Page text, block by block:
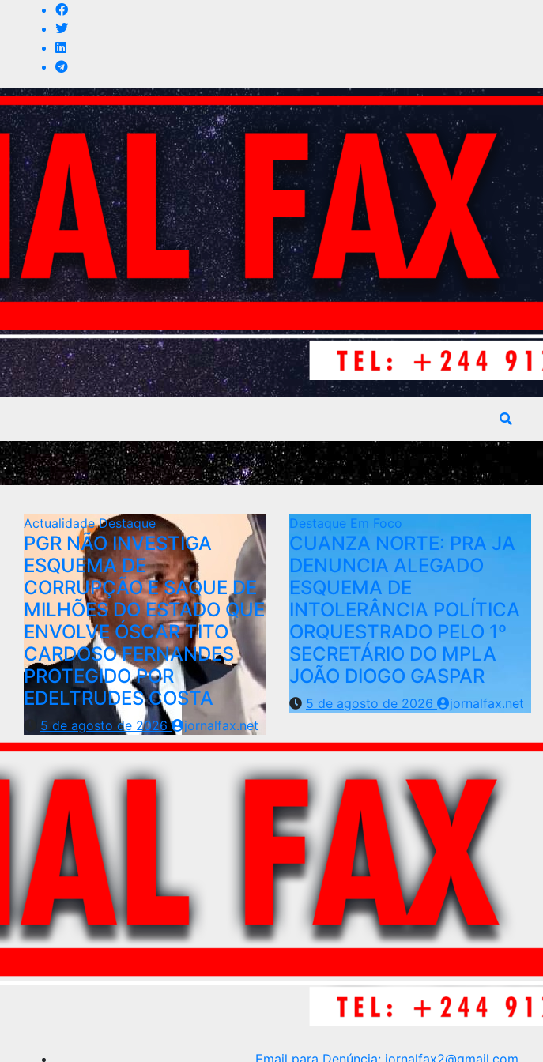
ActualidadeDestaque
PGR NÃO INVESTIGA
ESQUEMA DE
CORRUPÇÃO E SAQUE DE
MILHÕES DO ESTADO QUE
ENVOLVE ÓSCAR TITO
CARDOSO FERNANDES
PROTEGIDO POR
EDELTRUDES COSTA
5 de agosto de 2026 jornalfax.net
Destaque Em Foco
CUANZA NORTE: PRA JA
DENUNCIA ALEGADO
ESQUEMA DE
INTOLERÂNCIA POLÍTICA
ORQUESTRADO PELO 1º
SECRETÁRIO DO MPLA
JOÃO DIOGO GASPAR
5 de agosto de 2026 jornalfax.net
Email para Denúncia: jornalfax2@gmail.com